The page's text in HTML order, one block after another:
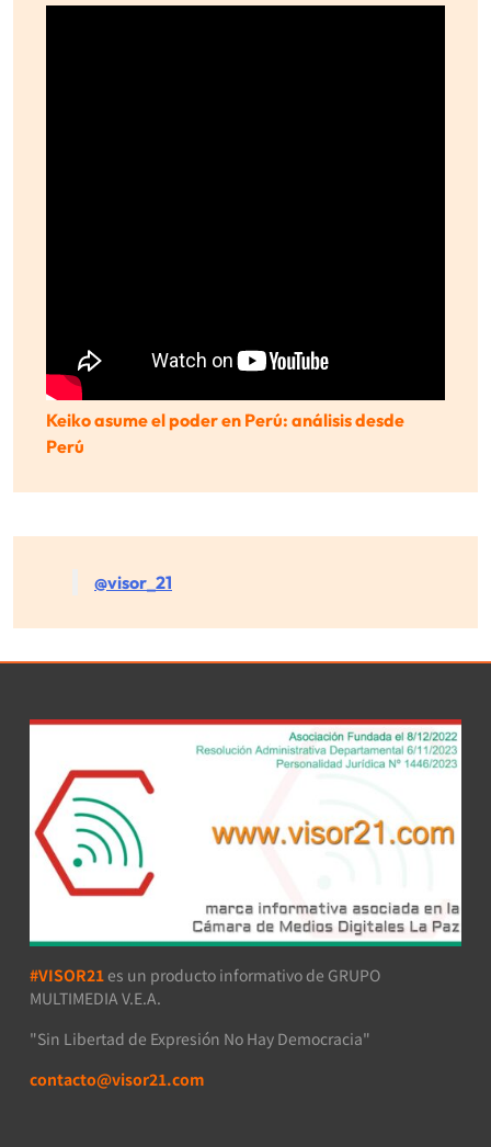
Keiko asume el poder en Perú: análisis desde
Perú
@visor_21
#VISOR21 es un producto informativo de GRUPO
MULTIMEDIA V.E.A.
"Sin Libertad de Expresión No Hay Democracia"
contacto@visor21.com